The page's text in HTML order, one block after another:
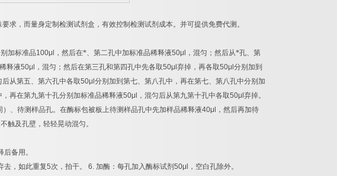
求，而量身定制检测试剂盒，有效控制检测试剂成本。并可提供免费代测。
加标准品100μl ，然后在*、第二孔中加标准品稀释液50μl
，混匀；然后从*孔、第
释液50μl ，混匀；然后在第三孔和第四孔中先各取50μl 弃掉，再各取50μl 分别加到
后从第五、第六孔中各取50μl 分别加到第七、第八孔中，再在第七、第八孔中分别加
再在第九第十孔分别加标准品稀释液50μl ，混匀后从第九第十孔中各取50μl 弃掉。
、待测样品孔。在酶标包被板上待测样品孔中先加样品稀释液40μl
，然后再加待
触及孔壁，轻轻晃动混匀。
后备用。
去，如此重复5次，拍干。 6. 加酶：每孔加入酶标试剂 50μl
，空白孔除外。